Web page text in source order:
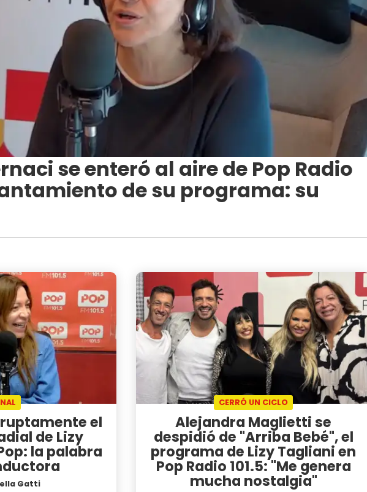
se enteró al aire de Pop Radio
de su programa: su
el
de Lizy
la palabra
Gatti
CERRÓ UN CICLO
Alejandra Maglietti se
despidió de "Arriba Bebé", el
programa de Lizy Tagliani en
Pop Radio 101.5: "Me genera
mucha nostalgia"